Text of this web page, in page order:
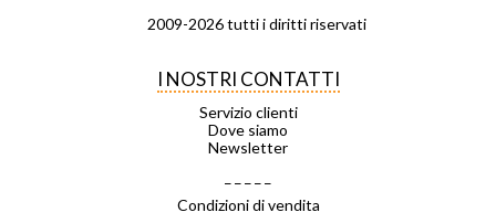
2009-2026 tutti i diritti riservati
I NOSTRI CONTATTI
Servizio clienti
Dove siamo
Newsletter
Condizioni di vendita